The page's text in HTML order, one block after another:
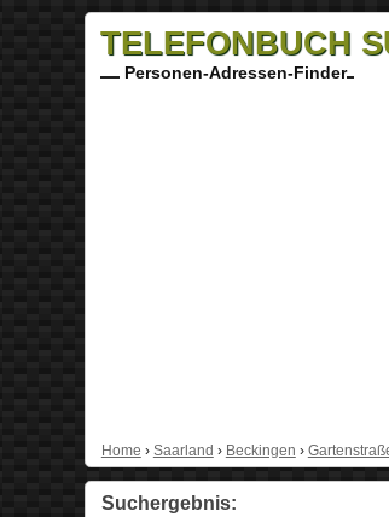
TELEFONBUCH
Personen-Adressen-Finder
Home › Saarland › Beckingen ›
Suchergebnis: